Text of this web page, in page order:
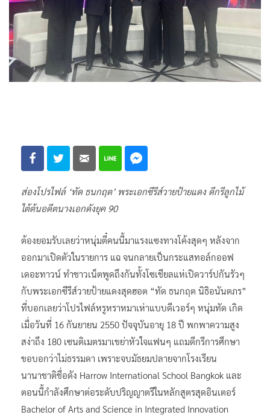
ส่องโปรไฟล์ ‘ทัด ธนกฤต’ พระเอกซีรีส์วายป้ายแดง ดีกรีลูกไม้
ใต้ต้นอดีตนางเอกดังยุค 90
ต้องยอมรับเลยว่าหนุ่มตี๋คนนี้มาแรงแซงทางโค้งสุดๆ หลังจาก
ออกมาเปิดตัวในรายการ แฉ จนกลายเป็นกระแสทอล์กออฟ
เดอะทาวน์ ทำชาวเน็ตพูดถึงกันทั้งโซเชียลแห่เปิดวาร์ปกันรัวๆ
กับพระเอกซีรีส์วายป้ายแดงสุดฮอต “ทัด ธนกฤต นิธิอนันตภร”
ที่บอกเลยว่าโปรไฟล์หรูหราหมาเห่าแบบดีเวอร์ๆ หนุ่มทัด เกิด
เมื่อวันที่ 16 กันยายน 2550 ปัจจุบันอายุ 18 ปี พกพาความสูง
สง่าถึง 180 เซนติเมตรมาเขย่าหัวใจแฟนๆ แถมดีกรีการศึกษา
ขอบอกว่าไม่ธรรมดา เพราะจบมัธยมปลายจากโรงเรียน
นานาชาติชื่อดัง Harrow International School Bangkok และ
ตอนนี้กำลังศึกษาต่อระดับปริญญาตรีในหลักสูตรสุดอินเตอร์
Bachelor of Arts and Science in Integrated Innovation